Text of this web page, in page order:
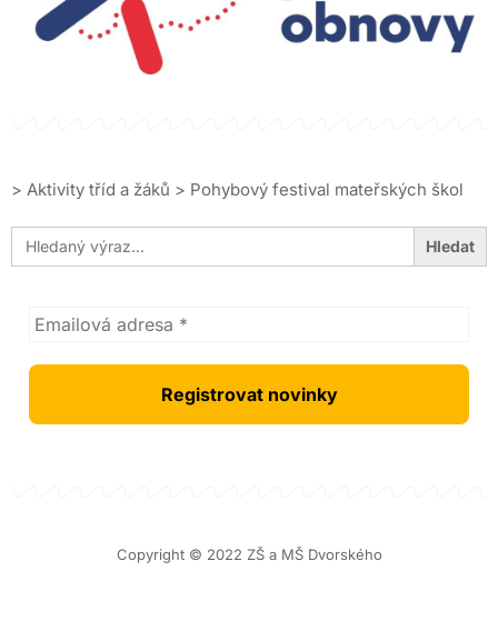
> Aktivity tříd a žáků > Pohybový festival mateřských škol
Search
for:
Copyright © 2022 ZŠ a MŠ Dvorského